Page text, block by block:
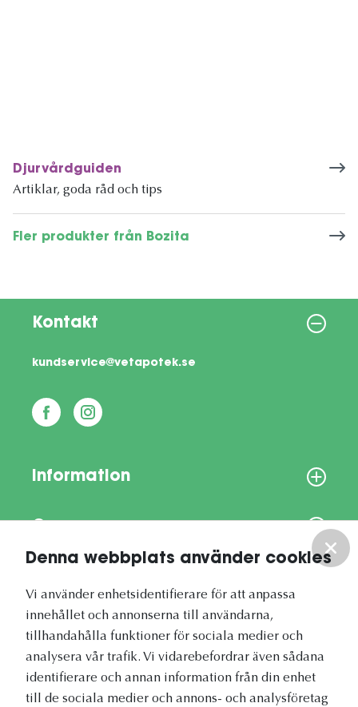
Denna webbplats använder cookies
Vi använder enhetsidentifierare för att anpassa
innehållet och annonserna till användarna,
tillhandahålla funktioner för sociala medier och
analysera vår trafik. Vi vidarebefordrar även sådana
identifierare och annan information från din enhet
till de sociala medier och annons- och analysföretag
Djurvårdguiden
Artiklar, goda råd och tips
Fler produkter från Bozita
Kontakt
kundservice@vetapotek.se
Information
Vetapotek.se är en del av
Evidensia Djursjukvård